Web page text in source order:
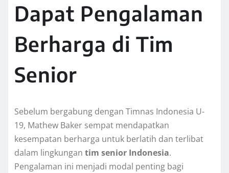
Dapat Pengalaman
Berharga di Tim
Senior
Sebelum bergabung dengan Timnas Indonesia U-
19, Mathew Baker sempat mendapatkan
kesempatan berharga untuk berlatih dan terlibat
dalam lingkungan tim senior Indonesia.
Pengalaman ini menjadi modal penting bagi